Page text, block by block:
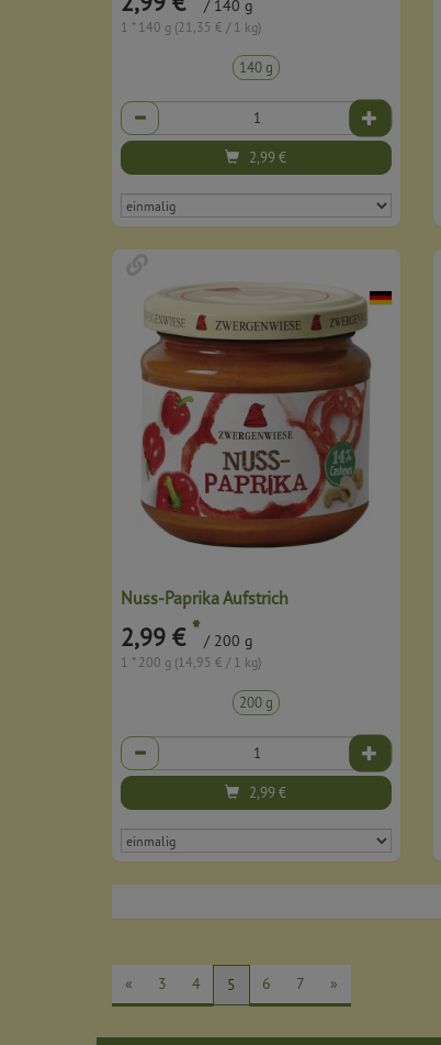
/ 140 g
1 * 140 g (21,35 € / 1 kg)
140 g
Anzahl
2,99€
Nuss-Paprika Aufstrich
2,99 € * / 200 g
1 * 200 g (14,95 € / 1 kg)
200 g
Anzahl
2,99€
« 3 4 5 6 7 »